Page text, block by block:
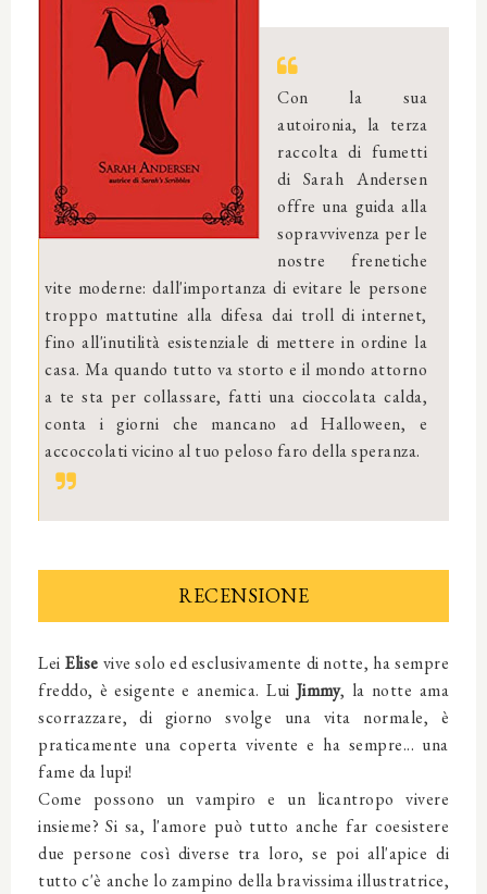
Con la sua
autoironia, la terza
raccolta di fumetti
di Sarah Andersen
offre una guida alla
sopravvivenza per le
nostre frenetiche
vite moderne: dall'importanza di evitare le persone
troppo mattutine alla difesa dai troll di internet,
fino all'inutilità esistenziale di mettere in ordine la
casa. Ma quando tutto va storto e il mondo attorno
a te sta per collassare, fatti una cioccolata calda,
conta i giorni che mancano ad Halloween, e
accoccolati vicino al tuo peloso faro della speranza.
RECENSIONE
Lei Elise vive solo ed esclusivamente di notte, ha sempre
freddo, è esigente e anemica. Lui Jimmy, la notte ama
scorrazzare, di giorno svolge una vita normale, è
praticamente una coperta vivente e ha sempre... una
fame da lupi!
Come possono un vampiro e un licantropo vivere
insieme? Si sa, l'amore può tutto anche far coesistere
due persone così diverse tra loro, se poi all'apice di
tutto c'è anche lo zampino della bravissima illustratrice,